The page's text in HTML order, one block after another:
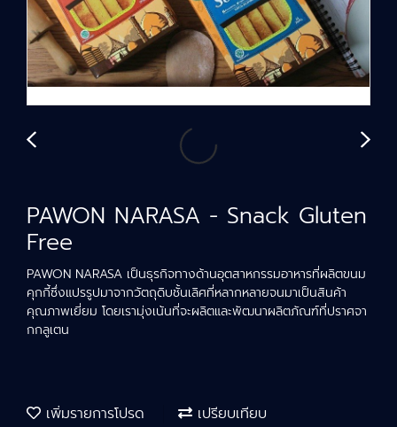
PAWON NARASA - Snack Gluten
Free
PAWON NARASA เป็นธุรกิจทางด้านอุตสาหกรรมอาหารที่ผลิตขนม
คุกกี้ซึ่งแปรรูปมาจากวัตถุดิบชั้นเลิศที่หลากหลายจนมาเป็นสินค้า
คุณภาพเยี่ยม โดยเรามุ่งเน้นที่จะผลิตและพัฒนาผลิตภัณฑ์ที่ปราศจา
กกลูเตน
เพิ่มรายการโปรด เปรียบเทียบ